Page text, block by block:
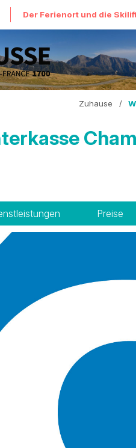
Der Ferienort und die
Zuhause /
Preise